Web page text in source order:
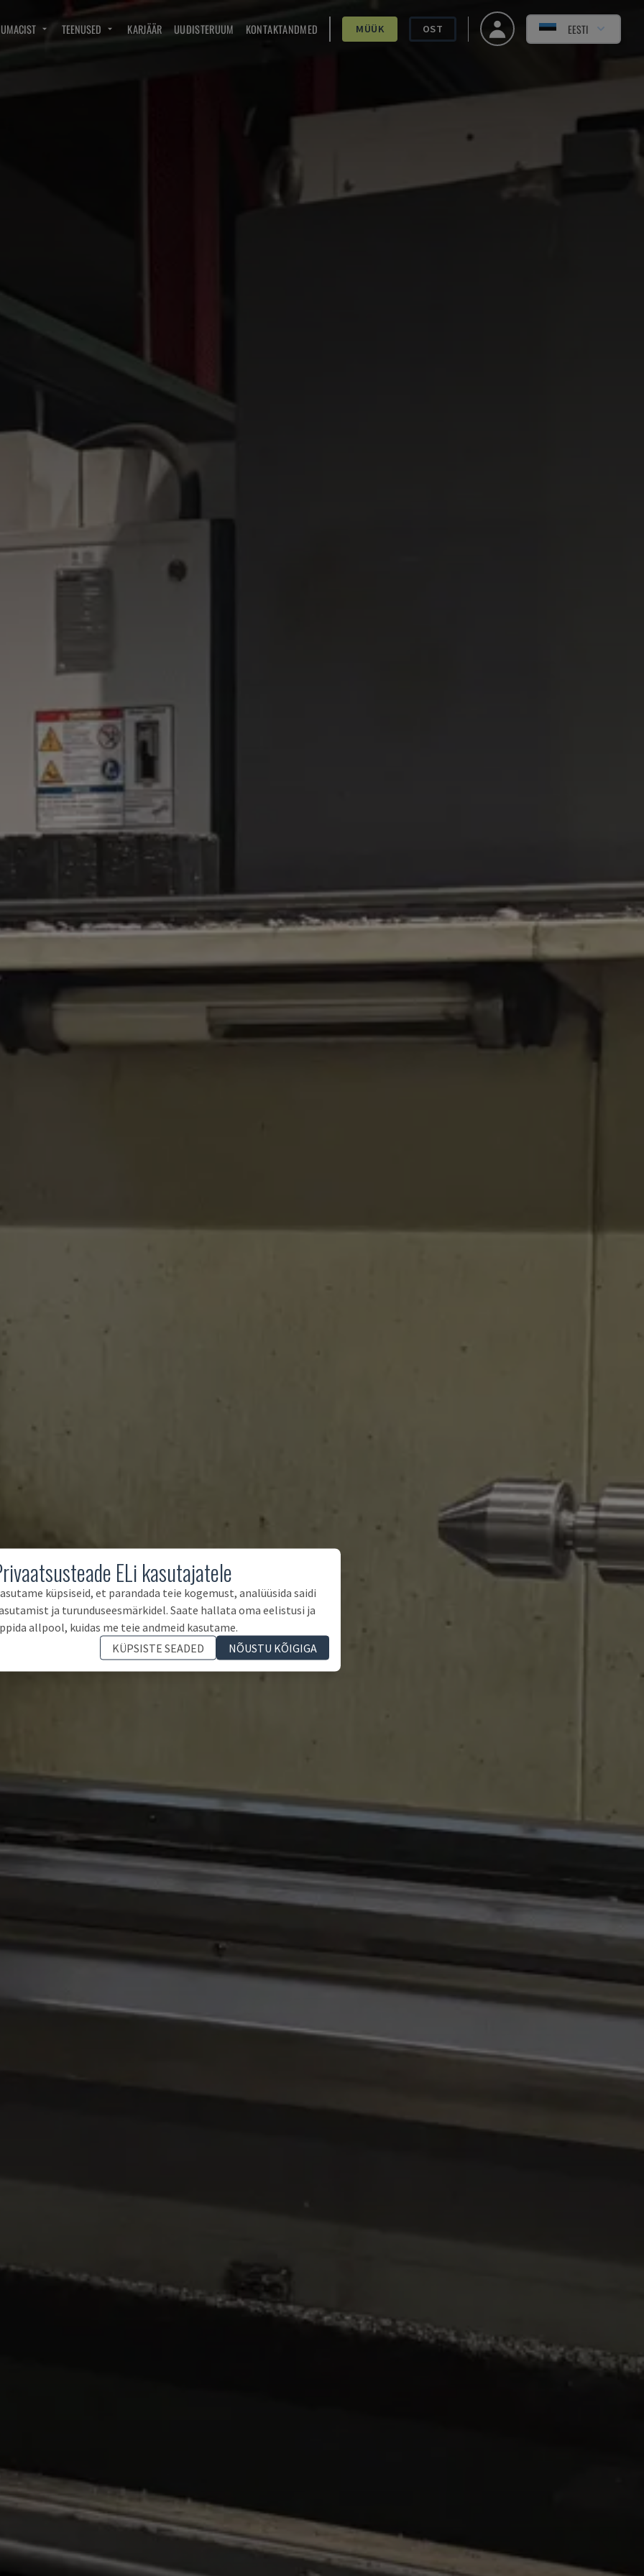
TEENUSED KARJÄÄR UUDISTERUUM KONTAKTANDMED MÜÜK OST EESTI
ELi kasutajatele
küpsiseid, et parandada teie kogemust, analüüsida saidi
ja turunduseesmärkidel. Saate hallata oma eelistusi ja
allpool, kuidas me teie andmeid kasutame.
KÜPSISTE SEADED
NÕUSTU KÕIGIGA